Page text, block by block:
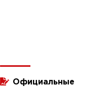
Официальные